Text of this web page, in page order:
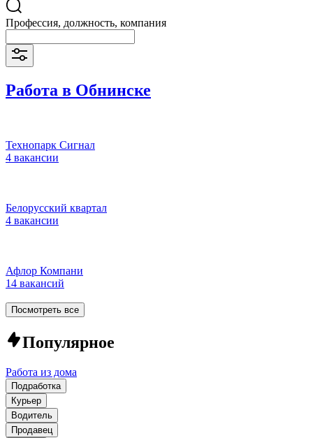
Профессия, должность, компания
Работа в Обнинске
Технопарк Сигнал
4 вакансии
Белорусский квартал
4 вакансии
Афлор Компани
14 вакансий
Посмотреть все
Популярное
Работа из дома
Подработка
Курьер
Водитель
Продавец